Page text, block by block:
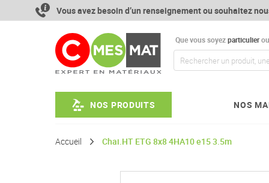
contenu
Vous avez besoin d’un renseignement ou souhaitez
Que vous soyezparticulierou
NOS PRODUITS NOS
Accueil Chai.HT ETG 8x8 4HA10 e15 3.5m